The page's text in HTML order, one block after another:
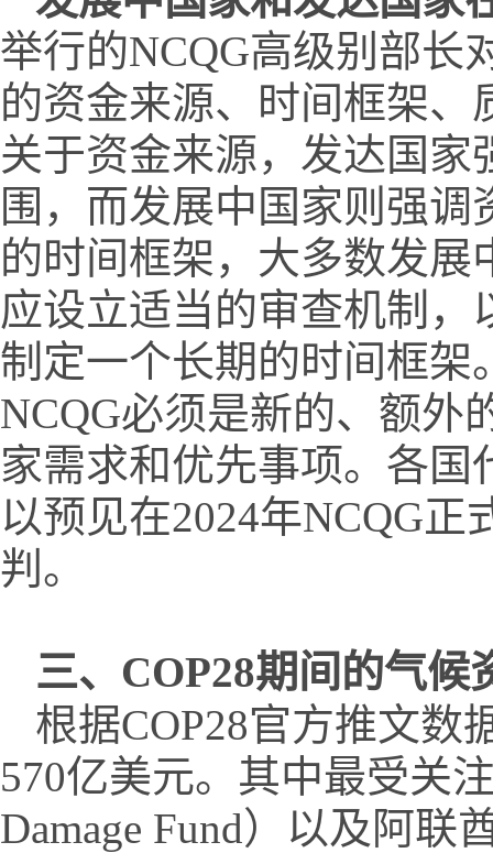
举行的NCQG高级别部长
的资金来源、时间框架
关于资金来源，发达国
围，而发展中国家则强
的时间框架，大多数发
应设立适当的审查机制
制定一个长期的时间框架
NCQG必须是新的、额外
家需求和优先事项。各国
以预见在2024年NCQG
判。
三、 COP28期间的气候
根据COP28官方推文数
570亿美元。其中最受关
Damage Fund）以及阿